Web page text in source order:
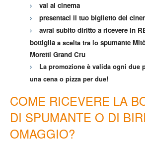
vai al cinema
presentaci il tuo biglietto del
avrai subito diritto a ricevere in
bottiglia a scelta tra lo spumante
Moretti Grand Cru
La promozione è valida ogni due
una cena o pizza per due!
COME RICEVERE LA
DI SPUMANTE O DI
OMAGGIO?